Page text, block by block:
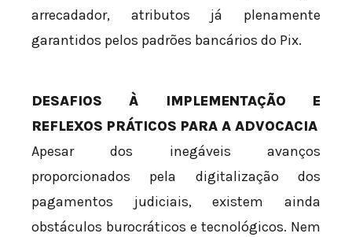
arrecadador, atributos já plenamente
garantidos pelos padrões bancários do Pix.
DESAFIOS À IMPLEMENTAÇÃO E
REFLEXOS PRÁTICOS PARA A ADVOCACIA
Apesar dos inegáveis avanços
proporcionados pela digitalização dos
pagamentos judiciais, existem ainda
obstáculos burocráticos e tecnológicos. Nem